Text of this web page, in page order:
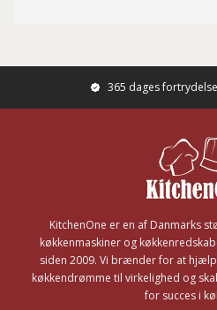
365 dages
KitchenOne er en af Danmarks
køkkenmaskiner og
siden 2009. Vi brænder for at
køkkendrømme til virkelighed og
for succes i